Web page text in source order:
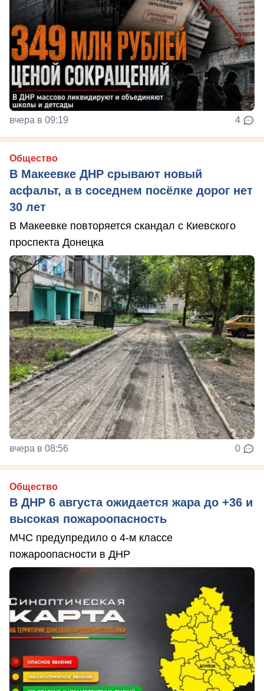
вчера в 09:19 4
Общество
В Макеевке ДНР срывают новый
асфальт, а в соседнем посёлке дорог нет
30 лет
В Макеевке повторяется скандал с Киевского
проспекта Донецка
вчера в 08:56 0
Общество
В ДНР 6 августа ожидается жара до +36 и
высокая пожароопасность
МЧС предупредило о 4-м классе
пожароопасности в ДНР